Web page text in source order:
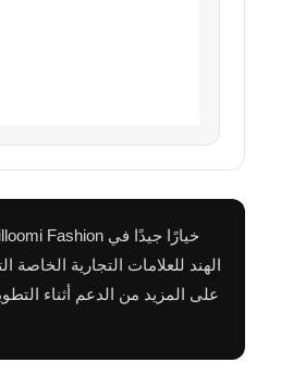
الهند للعلامات التجارية
على المزيد من الدعم أثناء